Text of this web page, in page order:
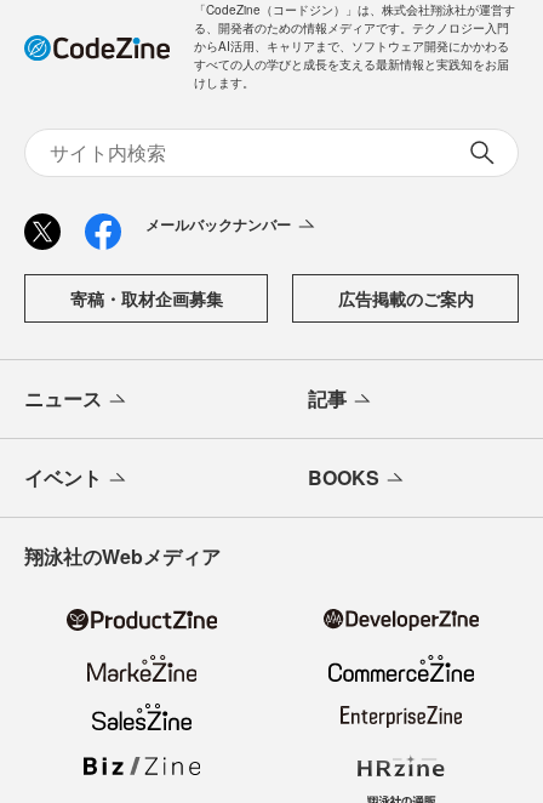
「CodeZine（コードジン）」は、株式会社翔泳社が運営す
る、開発者のための情報メディアです。テクノロジー入門
からAI活用、キャリアまで、ソフトウェア開発にかかわる
すべての人の学びと成長を支える最新情報と実践知をお届
けします。
メールバックナンバー
寄稿・取材企画募集 広告掲載のご案内
ニュース 記事
イベント BOOKS
翔泳社のWebメディア